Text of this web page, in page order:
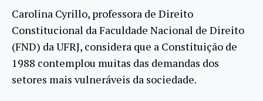
Carolina Cyrillo, professora de Direito
Constitucional da Faculdade Nacional de Direito
(FND) da UFRJ, considera que a Constituição de
1988 contemplou muitas das demandas dos
setores mais vulneráveis da sociedade.